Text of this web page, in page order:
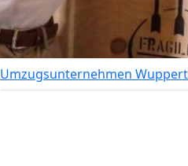
Umzugsunternehmen